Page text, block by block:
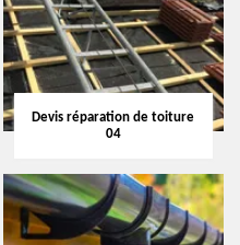
Devis réparation de toiture
04